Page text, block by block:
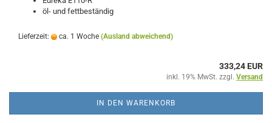
öl- und fettbeständig
Lieferzeit: ca. 1 Woche (Ausland abweichend)
333,24 EUR
inkl. 19% MwSt. zzgl. Versand
IN DEN WARENKORB